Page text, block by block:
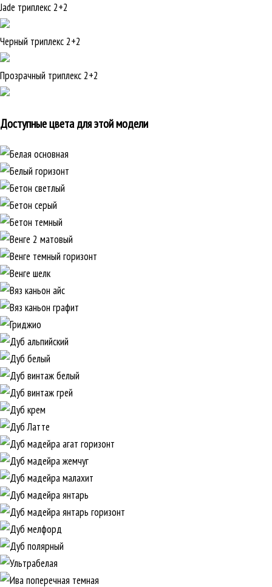
Jade триплекс 2+2
Черный триплекс 2+2
Прозрачный триплекс 2+2
Доступные цвета для этой модели